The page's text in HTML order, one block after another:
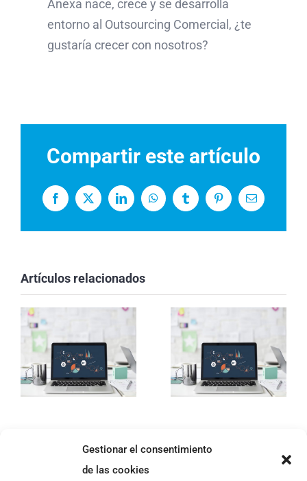
Gestionar el consentimiento
de las cookies
Anexa nace, crece y se desarrolla
entorno al Outsourcing Comercial, ¿te
gustaría crecer con nosotros?
Compartir este artículo
Facebook
X LinkedInWhatsAppTumblrPinterestCorreo
electrónico
Artículos relacionados